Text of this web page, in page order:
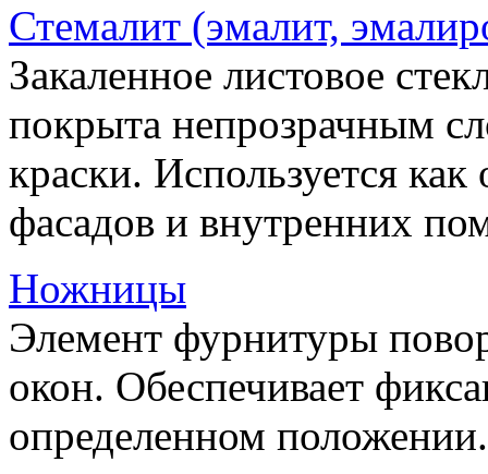
Стемалит (эмалит,
Закаленное листовое
покрыта непрозрачным
краски. Используется
фасадов и внутренних
Ножницы
Элемент фурнитуры
окон. Обеспечивает
определенном положении.